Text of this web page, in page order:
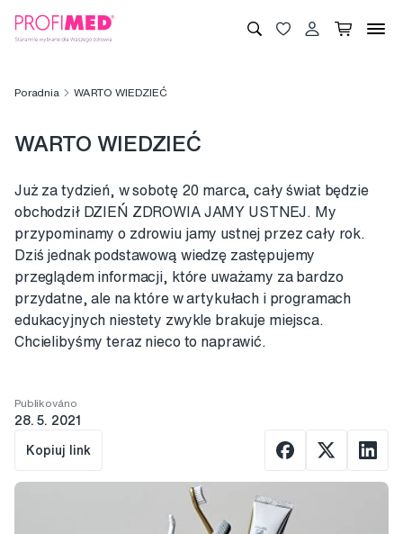
Poradnia WARTO WIEDZIEĆ
WARTO WIEDZIEĆ
Już za tydzień, w sobotę 20 marca, cały świat będzie
obchodził DZIEŃ ZDROWIA JAMY USTNEJ. My
przypominamy o zdrowiu jamy ustnej przez cały rok.
Dziś jednak podstawową wiedzę zastępujemy
przeglądem informacji, które uważamy za bardzo
przydatne, ale na które w artykułach i programach
edukacyjnych niestety zwykle brakuje miejsca.
Chcielibyśmy teraz nieco to naprawić.
Publikováno
28. 5. 2021
Kopiuj link